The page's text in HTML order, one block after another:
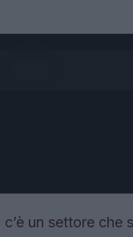
un settore che